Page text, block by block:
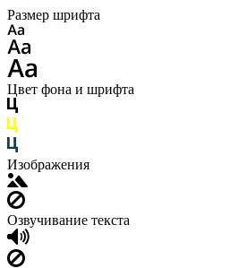
Размер шрифта
Цвет фона и шрифта
Изображения
Озвучивание текста